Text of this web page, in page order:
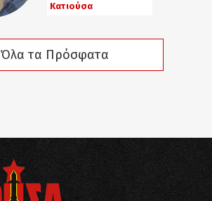
Κατιούσα
Όλα τα Πρόσφατα